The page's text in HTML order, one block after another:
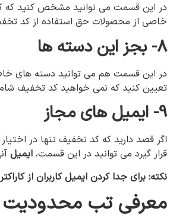
در این قسمت می توانید مشخص کنید که
خاصی از محصولات حق استفاده از کد
8- بجز این دسته ها
در این قسمت هم می توانيد دسته های
تعیین کنید که نمی خواهید کد تخفیف
9- ایمیل های مجاز
اگر قصد دارید که کد تخفیف تنها در
قرار گیرد می توانید در این قسمت، ایمیل
نکته: برای جدا کردن ایمیل کاربران از
معرفی تب محدودیت